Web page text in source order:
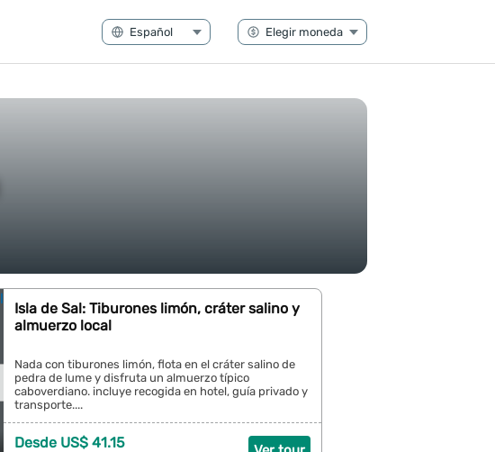
Isla de Sal: Tiburones limón, cráter salino y
almuerzo local
Nada con tiburones limón, flota en el cráter salino de
pedra de lume y disfruta un almuerzo típico
caboverdiano. incluye recogida en hotel, guía privado y
transporte....
Desde US$ 41.15